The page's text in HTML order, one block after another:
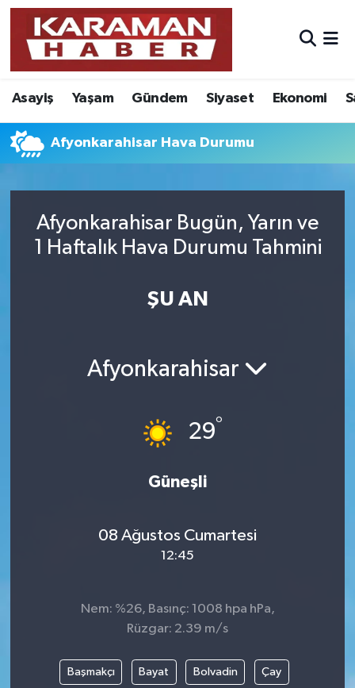
Asayiş Yaşam Gündem Siyaset Ekonomi
Afyonkarahisar Hava Durumu
Afyonkarahisar Bugün, Yarın ve
1 Haftalık Hava Durumu Tahmini
ŞU AN
Afyonkarahisar
29°
Güneşli
08 Ağustos Cumartesi
12:45
Nem: %26, Basınç: 1008 hpa hPa,
Rüzgar: 2.39 m/s
Başmakçı Bayat Bolvadin Çay
Asayiş
Bilim - Teknoloji
Eğitim
Foto Galeri
Nöbetçi Eczaneler
Hava Durumu
Karaman Namaz Vakitleri
Süper Lig Puan Durumu ve Fikstür
Son Dakika Haberleri